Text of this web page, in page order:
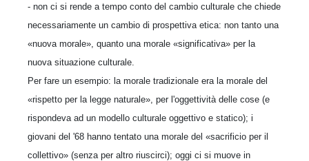
- non ci si rende a tempo conto del cambio culturale che chiede
necessariamente un cambio di prospettiva etica: non tanto una
«nuova morale», quanto una morale «significativa» per la
nuova situazione culturale.
Per fare un esempio: la morale tradizionale era la morale del
«rispetto per la legge naturale», per l'oggettività delle cose (e
rispondeva ad un modello culturale oggettivo e statico); i
giovani del '68 hanno tentato una morale del «sacrificio per il
collettivo» (senza per altro riuscirci); oggi ci si muove in